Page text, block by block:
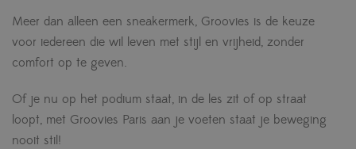
Meer dan alleen een sneakermerk, Groovies is de keuze
voor iedereen die wil leven met stijl en vrijheid, zonder
comfort op te geven.
Of je nu op het podium staat, in de les zit of op straat
loopt, met Groovies Paris aan je voeten staat je beweging
nooit stil!